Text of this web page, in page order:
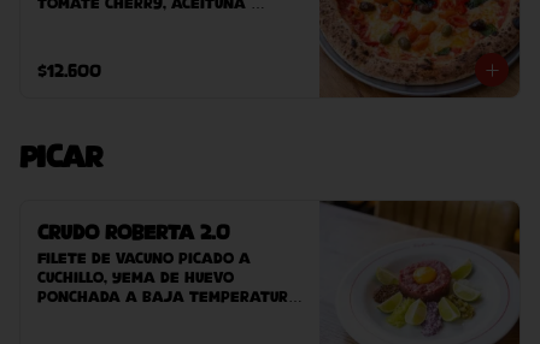
$12.600
Picar
Crudo Roberta 2.0
Filete de vacuno picado a
cuchillo, yema de huevo
ponchada a baja temperatura,